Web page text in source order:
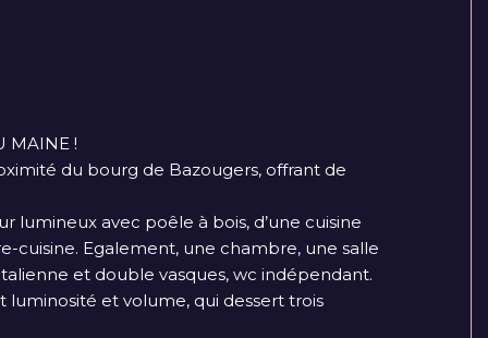
MAINE !
du bourg de Bazougers, offrant de
lumineux avec poêle à bois, d’une cuisine
Egalement, une chambre, une salle
et double vasques, wc indépendant.
et volume, qui dessert trois